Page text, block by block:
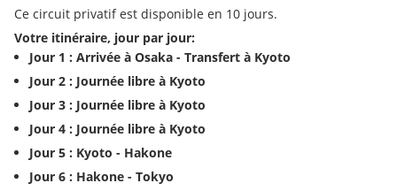
Ce circuit privatif est disponible en 10 jours.
Votre itinéraire, jour par jour:
Jour 1 : Arrivée à Osaka - Transfert à Kyoto
Jour 2 : Journée libre à Kyoto
Jour 3 : Journée libre à Kyoto
Jour 4 : Journée libre à Kyoto
Jour 5 : Kyoto - Hakone
Jour 6 : Hakone - Tokyo